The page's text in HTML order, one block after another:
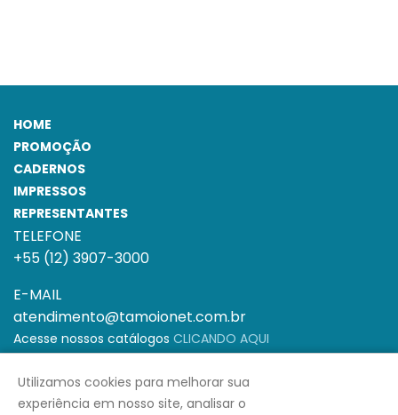
HOME
PROMOÇÃO
CADERNOS
IMPRESSOS
REPRESENTANTES
TELEFONE
+55 (12) 3907-3000
E-MAIL
atendimento@tamoionet.com.br
Acesse nossos catálogos CLICANDO AQUI
Horário de Funcionamento: Segunda à Sexta-
feira das 08h às 18h
Utilizamos cookies para melhorar sua
experiência em nosso site, analisar o